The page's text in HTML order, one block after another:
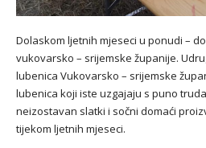
Dolaskom ljetnih mjeseci u ponudi –
vukovarsko – srijemske županije.
lubenica Vukovarsko – srijemske
lubenica koji iste uzgajaju s puno
neizostavan slatki i sočni domaći
tijekom ljetnih mjeseci.